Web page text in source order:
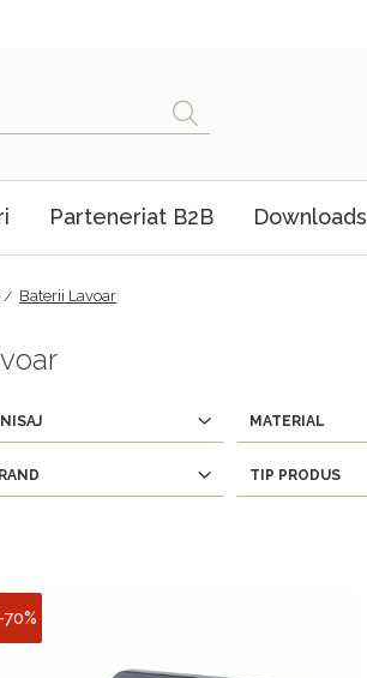
Parteneriat B2B Downloads
/ Baterii Lavoar
MATERIAL
TIP PRODUS
-70%